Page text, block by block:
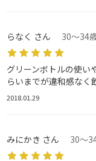
らなく さん 30～34
グリーンボトルの使い
らいまでが違和感なく
2018.01.29
みにかき さん 30～